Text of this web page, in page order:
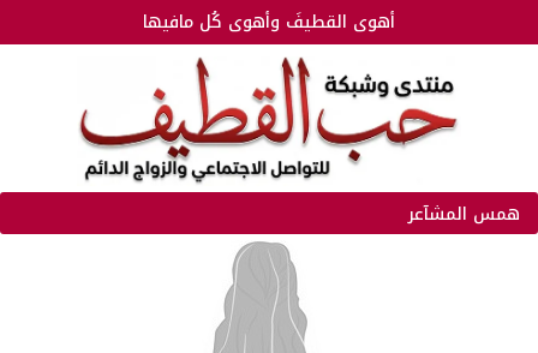
أهوى القطيفَ وأهوى كُل مافيها
همس المشآعر